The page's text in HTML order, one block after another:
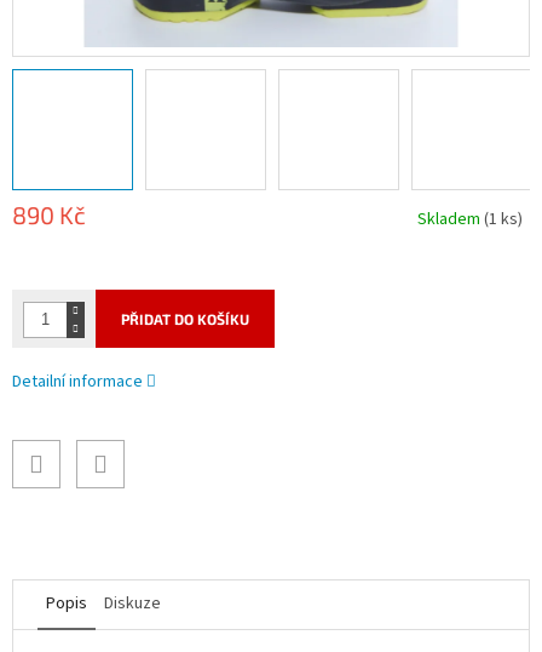
890 Kč Skladem(1 ks)
PŘIDAT DO KOŠÍKU
Detailní informace
Popis Diskuze